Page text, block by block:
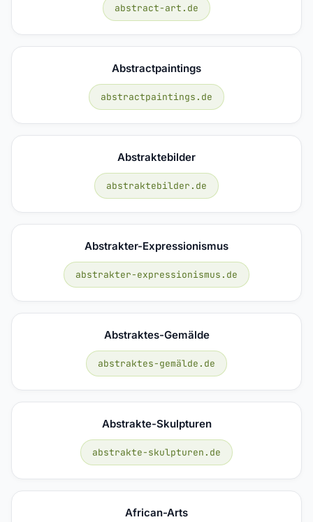
abstract-art.de
Abstractpaintings
abstractpaintings.de
Abstraktebilder
abstraktebilder.de
Abstrakter-Expressionismus
abstrakter-expressionismus.de
Abstraktes-Gemälde
abstraktes-gemälde.de
Abstrakte-Skulpturen
abstrakte-skulpturen.de
African-Arts